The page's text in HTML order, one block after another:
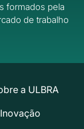
formados pela
de trabalho
a ULBRA
Inovação